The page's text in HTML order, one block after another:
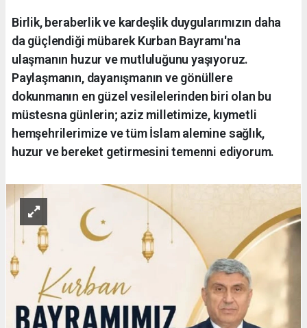
Birlik, beraberlik ve kardeşlik duygularımızın daha
da güçlendiği mübarek Kurban Bayramı'na
ulaşmanın huzur ve mutluluğunu yaşıyoruz.
Paylaşmanın, dayanışmanın ve gönüllere
dokunmanın en güzel vesilelerinden biri olan bu
müstesna günlerin; aziz milletimize, kıymetli
hemşehrilerimize ve tüm İslam alemine sağlık,
huzur ve bereket getirmesini temenni ediyorum.